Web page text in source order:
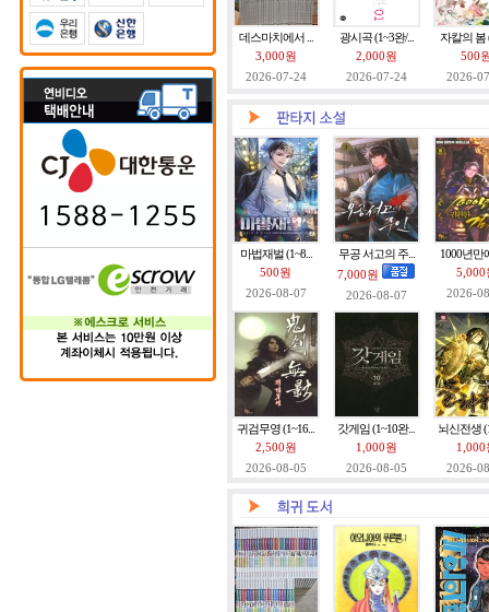
데스마치에서 ...
3,000원
2026-07-24
광시곡 (1~3완/...
2,000원
2026-07-24
자칼의 봄
500
2026-
마법재벌 (1~8...
500원
2026-08-07
무공 서고의 주...
7,000원
2026-08-07
1000년만
5,000
2026-
귀검무영 (1~16...
2,500원
2026-08-05
갓게임 (1~10완...
1,000원
2026-08-05
뇌신전생
1,000
2026-